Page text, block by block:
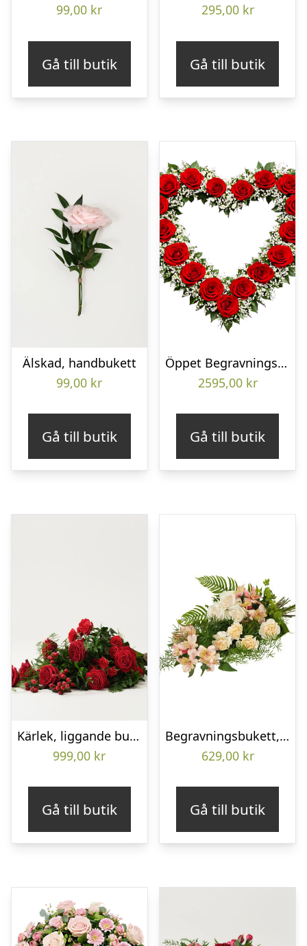
99,00 kr
Gå till butik
295,00 kr
Gå till butik
Älskad, handbukett
99,00 kr
Gå till butik
Öppet Begravningshjärta
2595,00 kr
Gå till butik
Kärlek, liggande bukett
999,00 kr
Gå till butik
Begravningsbukett, Omtanke
629,00 kr
Gå till butik